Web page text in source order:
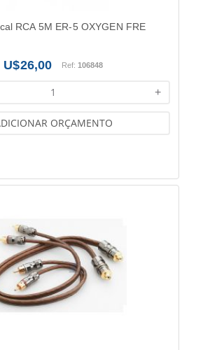
RCA 5M ER-5 OXYGEN FRE
26,00 Ref:106848
+
ORÇAMENTO